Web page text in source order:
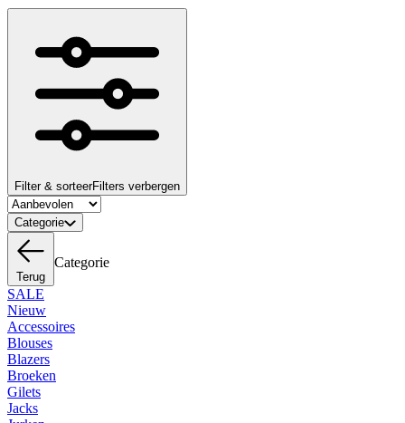
Filter & sorteerFilters verbergen
Categorie
Terug
Categorie
SALE
Nieuw
Accessoires
Blouses
Blazers
Broeken
Gilets
Jacks